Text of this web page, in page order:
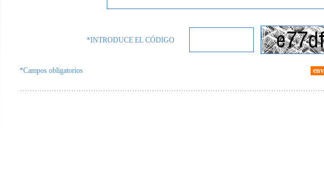
*INTRODUCE EL CÓDIGO
*Campos obligatorios